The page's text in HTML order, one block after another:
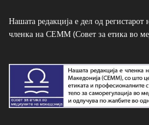
Нашата редакција е дел од
членка на СЕММ (Совет за етика во